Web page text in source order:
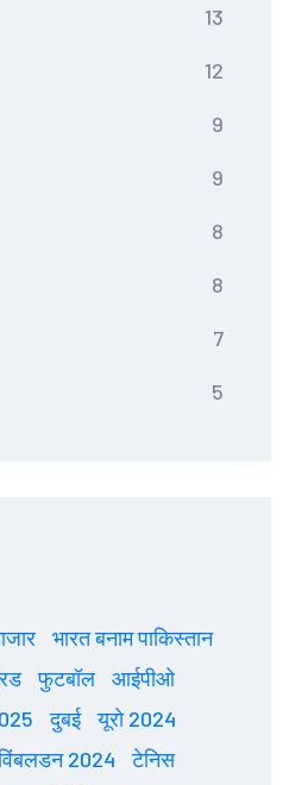
13
12
9
9
8
8
7
5
भारत बनाम पाकिस्तान
फुटबॉल
आईपीओ
दुबई
यूरो 2024
2024
टेनिस